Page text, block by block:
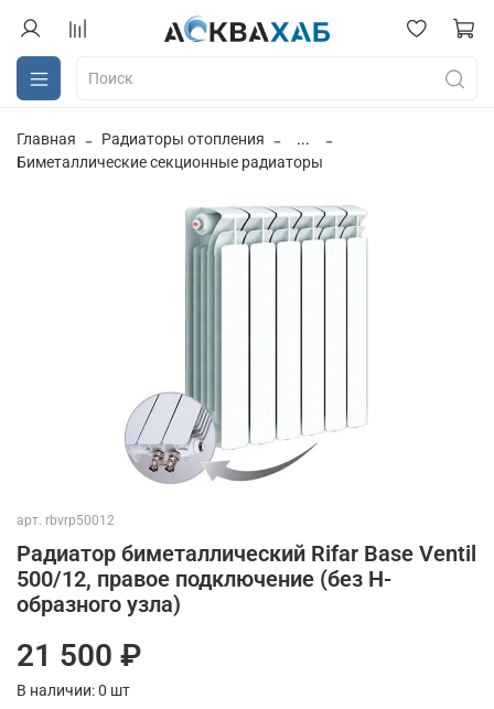
Главная Радиаторы отопления
...
Биметаллические секционные радиаторы
арт. rbvrp50012
Радиатор биметаллический Rifar Base Ventil
500/12, правое подключение (без H-
образного узла)
21 500 ₽
В наличии:0 шт